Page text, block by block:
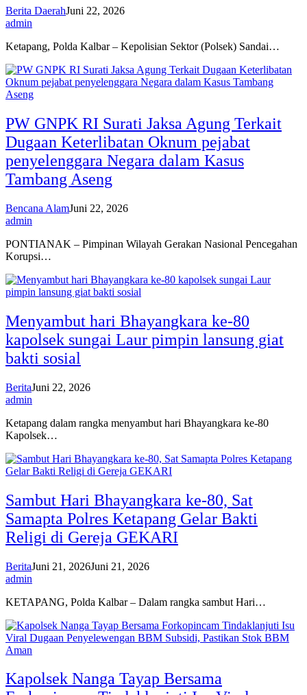
Berita DaerahJuni 22, 2026
admin
Ketapang, Polda Kalbar – Kepolisian Sektor (Polsek) Sandai…
PW GNPK RI Surati Jaksa Agung Terkait
Dugaan Keterlibatan Oknum pejabat
penyelenggara Negara dalam Kasus
Tambang Aseng
Bencana AlamJuni 22, 2026
admin
PONTIANAK – Pimpinan Wilayah Gerakan Nasional Pencegahan
Korupsi…
Menyambut hari Bhayangkara ke-80
kapolsek sungai Laur pimpin lansung giat
bakti sosial
BeritaJuni 22, 2026
admin
Ketapang dalam rangka menyambut hari Bhayangkara ke-80
Kapolsek…
Sambut Hari Bhayangkara ke-80, Sat
Samapta Polres Ketapang Gelar Bakti
Religi di Gereja GEKARI
BeritaJuni 21, 2026Juni 21, 2026
admin
KETAPANG, Polda Kalbar – Dalam rangka sambut Hari…
Kapolsek Nanga Tayap Bersama